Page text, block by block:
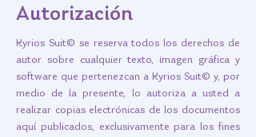
Autorización
Kyrios Suit© se reserva todos los derechos de
autor sobre cualquier texto, imagen gráfica y
software que pertenezcan a Kyrios Suit© y, por
medio de la presente, lo autoriza a usted a
realizar copias electrónicas de los documentos
aquí publicados, exclusivamente para los fines